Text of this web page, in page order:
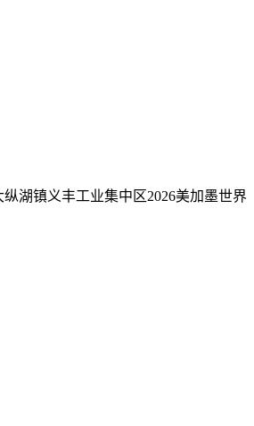
湖镇义丰工业集中区2026美加墨世界